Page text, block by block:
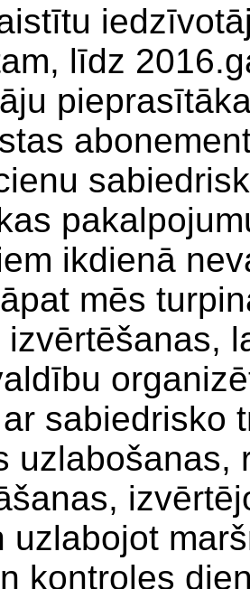
līdz
ikdienā
mēs
izvērtēšanas,
sabiedrisko
uzlabošanas,
uzlabojot
kontroles